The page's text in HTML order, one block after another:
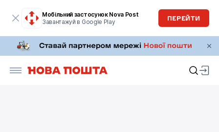
Мобільний застосунок Nova Post
Завантажуй в Google Play
ПЕРЕЙТИ